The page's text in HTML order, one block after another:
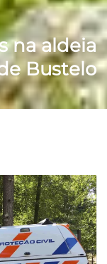
na aldeia
Bustelo